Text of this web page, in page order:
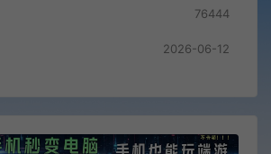
76444
2026-06-12